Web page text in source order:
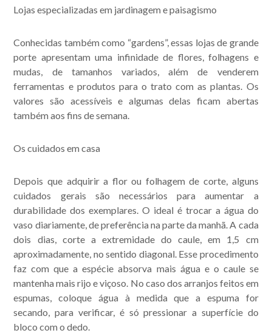
Lojas especializadas em jardinagem e paisagismo
Conhecidas também como “gardens”, essas lojas de grande
porte apresentam uma infinidade de flores, folhagens e
mudas, de tamanhos variados, além de venderem
ferramentas e produtos para o trato com as plantas. Os
valores são acessíveis e algumas delas ficam abertas
também aos fins de semana.
Os cuidados em casa
Depois que adquirir a flor ou folhagem de corte, alguns
cuidados gerais são necessários para aumentar a
durabilidade dos exemplares. O ideal é trocar a água do
vaso diariamente, de preferência na parte da manhã. A cada
dois dias, corte a extremidade do caule, em 1,5 cm
aproximadamente, no sentido diagonal. Esse procedimento
faz com que a espécie absorva mais água e o caule se
mantenha mais rijo e viçoso. No caso dos arranjos feitos em
espumas, coloque água à medida que a espuma for
secando, para verificar, é só pressionar a superfície do
bloco com o dedo.